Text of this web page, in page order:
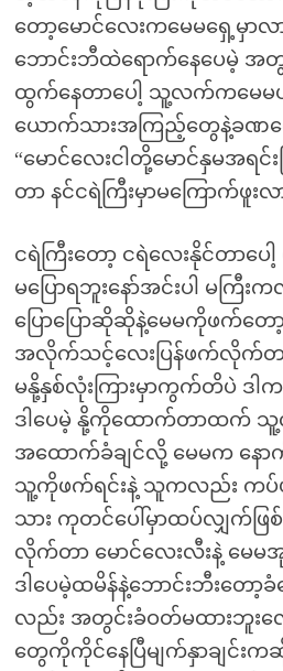
တော့မောင်လေးကမေမရှေ့မှ
ဘောင်းဘီထဲရောက်နေပေမဲ့ အ
ထွက်နေတာပေါ့ သူ့လက်ကမေမပ
ယောက်သားအကြည့်တွေနဲ့ခဏတ
“မောင်လေးငါတို့မောင်နှမအရ
တာ နင်ငရဲကြီးမှာမကြောက်ဖူးလ
ငရဲကြီးတော့ ငရဲလေးနိုင်တာပ
မပြောရဘူးနော်အင်းပါ မကြီး
ပြောပြောဆိုဆိုနဲ့မေမကိုဖက်တ
အလိုက်သင့်လေးပြန်ဖက်လိုက်တာ
မနို့နှစ်လုံးကြားမှာကွက်တိပဲ ဒါ
ဒါပေမဲ့ နို့ကိုထောက်တာထက်
အထောက်ခံချင်လို့ မေမက နေ
သူ့ကိုဖက်ရင်းနဲ့ သူကလည်း ကပ်ပ
သား ကုတင်ပေါ်မှာထပ်လျှက်ဖြစ်
လိုက်တာ မောင်လေးလီးနဲ့ မေမ
ဒါပေမဲ့ထမိန်နဲ့ဘောင်းဘီးတော့
လည်း အတွင်းခံဝတ်မထားဘူ
တွေကိုကိုင်နေပြီမျက်နှာချင်းက